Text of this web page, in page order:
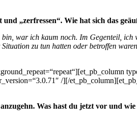
„zerfressen“. Wie hat sich das
war ich kaum noch. Im Gegenteil,
zu tun hatten oder betroffen
/][/
Was hast du jetzt vor und wie